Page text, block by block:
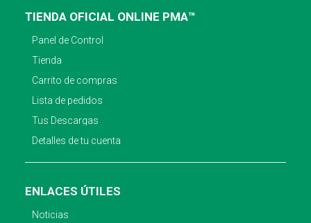
TIENDA OFICIAL ONLINE PMA™
Panel de Control
Tienda
Carrito de compras
Lista de pedidos
Tus Descargas
Detalles de tu cuenta
ENLACES ÚTILES
Noticias